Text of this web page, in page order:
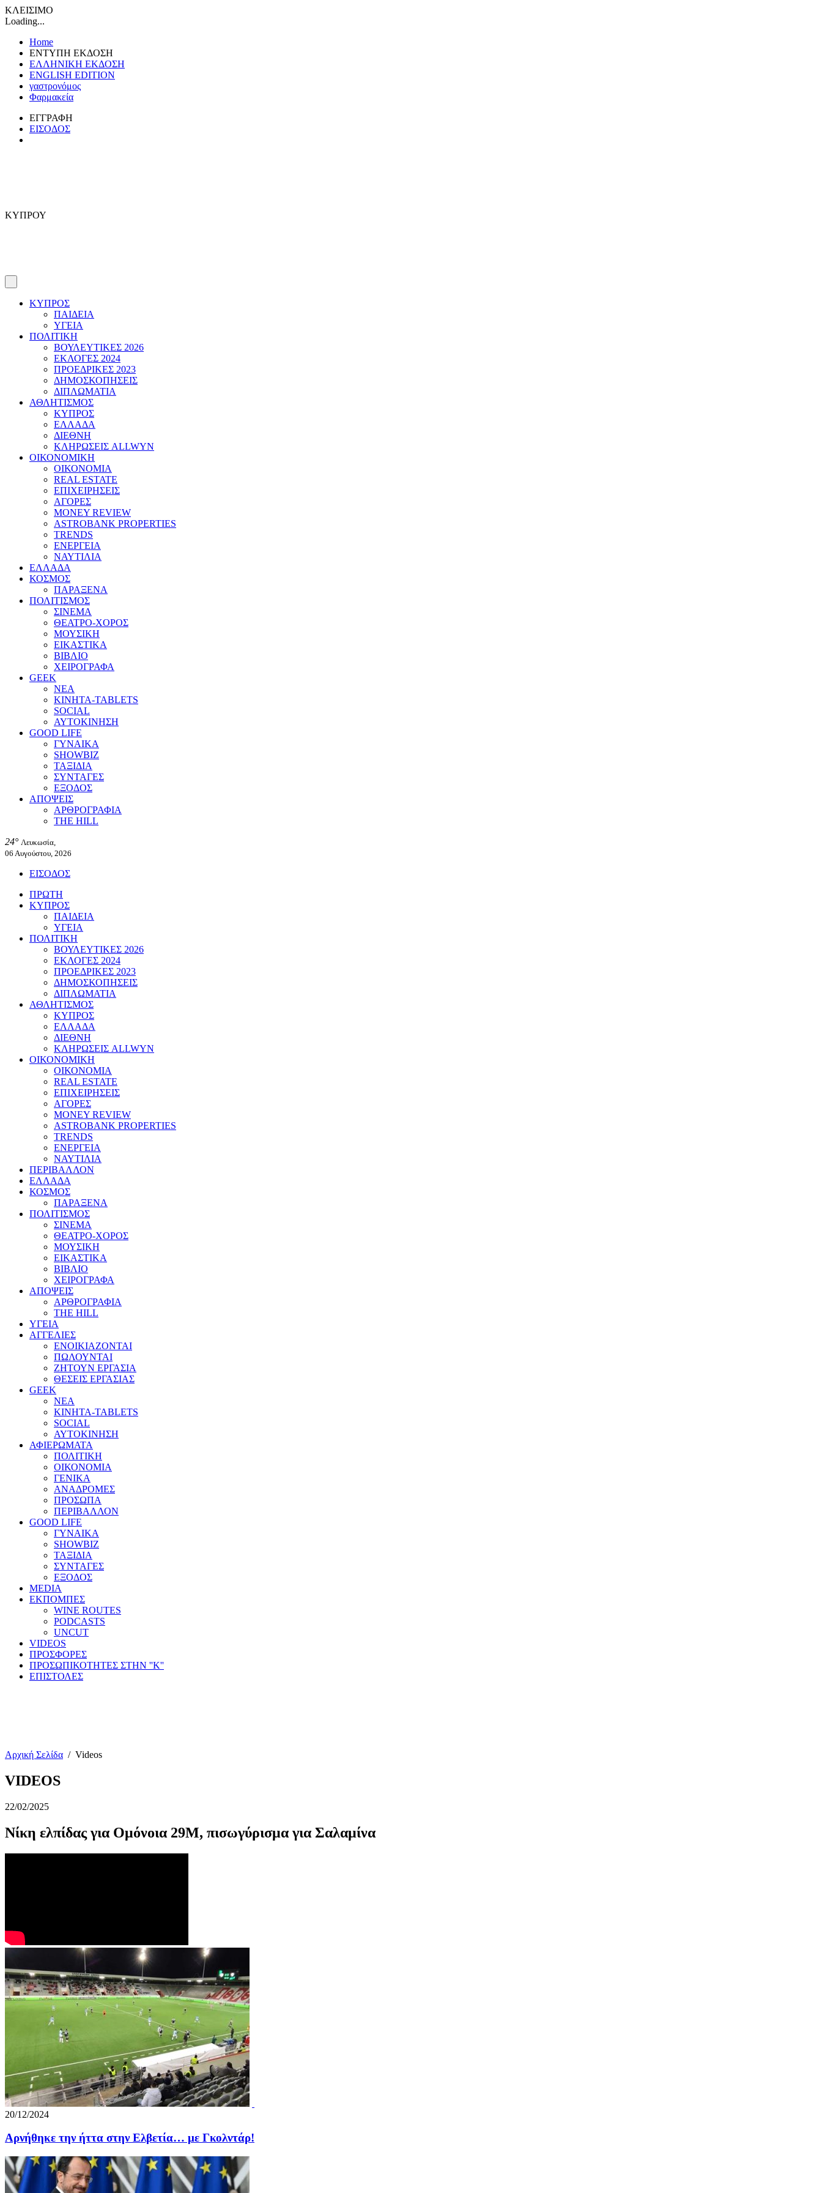
ΚΛΕΙΣΙΜΟ
Loading...
Home
ΕΝΤΥΠΗ ΕΚΔΟΣΗ
ΕΛΛΗΝΙΚΗ ΕΚΔΟΣΗ
ENGLISH EDITION
γαστρονόμος
Φαρμακεία
ΕΓΓΡΑΦΗ
ΕΙΣΟΔΟΣ
ΚΥΠΡΟΥ
ΚΥΠΡΟΣ
ΠΑΙΔΕΙΑ
ΥΓΕΙΑ
ΠΟΛΙΤΙΚΗ
ΒΟΥΛΕΥΤΙΚΕΣ 2026
ΕΚΛΟΓΕΣ 2024
ΠΡΟΕΔΡΙΚΕΣ 2023
ΔΗΜΟΣΚΟΠΗΣΕΙΣ
ΔΙΠΛΩΜΑΤΙΑ
ΑΘΛΗΤΙΣΜΟΣ
ΚΥΠΡΟΣ
ΕΛΛΑΔΑ
ΔΙΕΘΝΗ
ΚΛΗΡΩΣΕΙΣ ALLWYN
ΟΙΚΟΝΟΜΙΚΗ
ΟΙΚΟΝΟΜΙΑ
REAL ESTATE
ΕΠΙΧΕΙΡΗΣΕΙΣ
ΑΓΟΡΕΣ
MONEY REVIEW
ASTROBANK PROPERTIES
TRENDS
ΕΝΕΡΓΕΙΑ
ΝΑΥΤΙΛΙΑ
ΕΛΛΑΔΑ
ΚΟΣΜΟΣ
ΠΑΡΑΞΕΝΑ
ΠΟΛΙΤΙΣΜΟΣ
ΣΙΝΕΜΑ
ΘΕΑΤΡΟ-ΧΟΡΟΣ
ΜΟΥΣΙΚΗ
ΕΙΚΑΣΤΙΚΑ
ΒΙΒΛΙΟ
ΧΕΙΡΟΓΡΑΦΑ
GEEK
ΝΕΑ
ΚΙΝΗΤΑ-TABLETS
SOCIAL
ΑΥΤΟΚΙΝΗΣΗ
GOOD LIFE
ΓΥΝΑΙΚΑ
SHOWBIZ
ΤΑΞΙΔΙΑ
ΣΥΝΤΑΓΕΣ
ΕΞΟΔΟΣ
ΑΠΟΨΕΙΣ
ΑΡΘΡΟΓΡΑΦΙΑ
THE HILL
24° Λευκωσία,
06 Αυγούστου, 2026
ΕΙΣΟΔΟΣ
ΠΡΩΤΗ
ΚΥΠΡΟΣ
ΠΑΙΔΕΙΑ
ΥΓΕΙΑ
ΠΟΛΙΤΙΚΗ
ΒΟΥΛΕΥΤΙΚΕΣ 2026
ΕΚΛΟΓΕΣ 2024
ΠΡΟΕΔΡΙΚΕΣ 2023
ΔΗΜΟΣΚΟΠΗΣΕΙΣ
ΔΙΠΛΩΜΑΤΙΑ
ΑΘΛΗΤΙΣΜΟΣ
ΚΥΠΡΟΣ
ΕΛΛΑΔΑ
ΔΙΕΘΝΗ
ΚΛΗΡΩΣΕΙΣ ALLWYN
ΟΙΚΟΝΟΜΙΚΗ
ΟΙΚΟΝΟΜΙΑ
REAL ESTATE
ΕΠΙΧΕΙΡΗΣΕΙΣ
ΑΓΟΡΕΣ
MONEY REVIEW
ASTROBANK PROPERTIES
TRENDS
ΕΝΕΡΓΕΙΑ
ΝΑΥΤΙΛΙΑ
ΠΕΡΙΒΑΛΛΟΝ
ΕΛΛΑΔΑ
ΚΟΣΜΟΣ
ΠΑΡΑΞΕΝΑ
ΠΟΛΙΤΙΣΜΟΣ
ΣΙΝΕΜΑ
ΘΕΑΤΡΟ-ΧΟΡΟΣ
ΜΟΥΣΙΚΗ
ΕΙΚΑΣΤΙΚΑ
ΒΙΒΛΙΟ
ΧΕΙΡΟΓΡΑΦΑ
ΑΠΟΨΕΙΣ
ΑΡΘΡΟΓΡΑΦΙΑ
THE HILL
ΥΓΕΙΑ
ΑΓΓΕΛΙΕΣ
ΕΝΟΙΚΙΑΖΟΝΤΑΙ
ΠΩΛΟΥΝΤΑΙ
ΖΗΤΟΥΝ ΕΡΓΑΣΙΑ
ΘΕΣΕΙΣ ΕΡΓΑΣΙΑΣ
GEEK
ΝΕΑ
ΚΙΝΗΤΑ-TABLETS
SOCIAL
ΑΥΤΟΚΙΝΗΣΗ
ΑΦΙΕΡΩΜΑΤΑ
ΠΟΛΙΤΙΚΗ
ΟΙΚΟΝΟΜΙΑ
ΓΕΝΙΚΑ
ΑΝΑΔΡΟΜΕΣ
ΠΡΟΣΩΠΑ
ΠΕΡΙΒΑΛΛΟΝ
GOOD LIFE
ΓΥΝΑΙΚΑ
SHOWBIZ
ΤΑΞΙΔΙΑ
ΣΥΝΤΑΓΕΣ
ΕΞΟΔΟΣ
MEDIA
ΕΚΠΟΜΠΕΣ
WINE ROUTES
PODCASTS
UNCUT
VIDEOS
ΠΡΟΣΦΟΡΕΣ
ΠΡΟΣΩΠΙΚΟΤΗΤΕΣ ΣΤΗΝ ''Κ''
ΕΠΙΣΤΟΛΕΣ
Αρχική Σελίδα / Videos
VIDEOS
22/02/2025
Νίκη ελπίδας για Ομόνοια 29Μ, πισωγύρισμα για Σαλαμίνα
20/12/2024
Αρνήθηκε την ήττα στην Ελβετία… με Γκολντάρ!